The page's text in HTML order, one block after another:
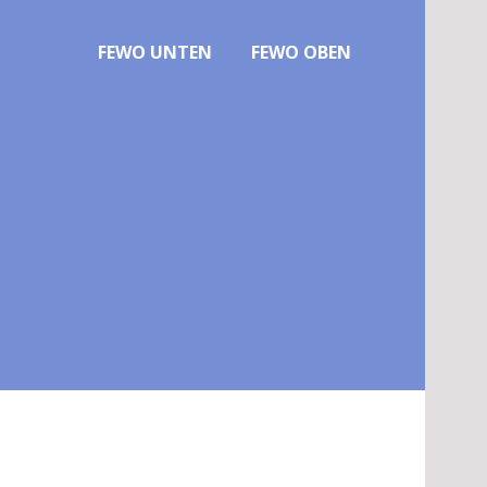
FEWO UNTEN FEWO OBEN